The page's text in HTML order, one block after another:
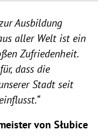
Ausbildung
aller Welt ist ein
Zufriedenheit.
dass die
Stadt seit
von Słubice